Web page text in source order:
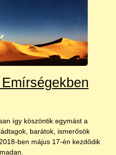
így köszöntik egymást a
barátok, ismerősök
ben május 17-én kezdődik